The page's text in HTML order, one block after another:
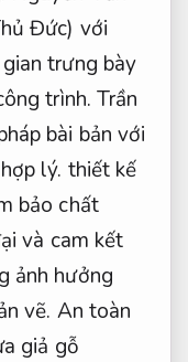
Đức) với
trưng bày
trình. Trần
bài bản với
lý. thiết kế
bảo chất
và cam kết
ảnh hưởng
vẽ. An toàn
giả gỗ